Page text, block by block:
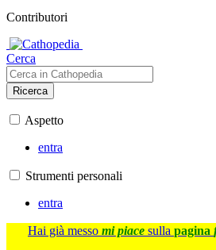
Contributori
Cerca
Ricerca
Aspetto
entra
Strumenti personali
entra
Hai già messo mi piace sulla pagina